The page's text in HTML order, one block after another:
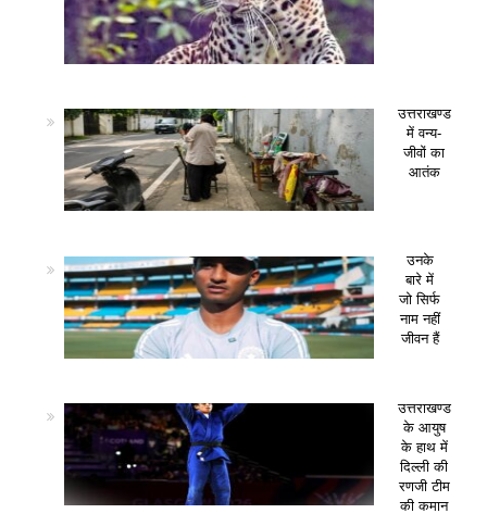
उत्तराखण्ड
में वन्य-
जीवों का
आतंक
उनके
बारे में
जो सिर्फ
नाम नहीं
जीवन हैं
उत्तराखण्ड
के आयुष
के हाथ में
दिल्ली की
रणजी टीम
की कमान